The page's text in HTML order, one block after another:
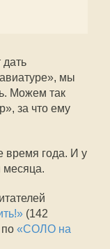
дать
мы
Можем так
за что ему
время года. И у
месяца.
(142
«СОЛО на